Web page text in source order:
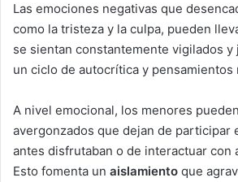
Las emociones negativas que
como la tristeza y la culpa, pueden
se sientan constantemente vigilados y
un ciclo de autocrítica y pensamientos
A nivel emocional, los menores
avergonzados que dejan de participar
antes disfrutaban o de interactuar con
Esto fomenta un aislamiento que